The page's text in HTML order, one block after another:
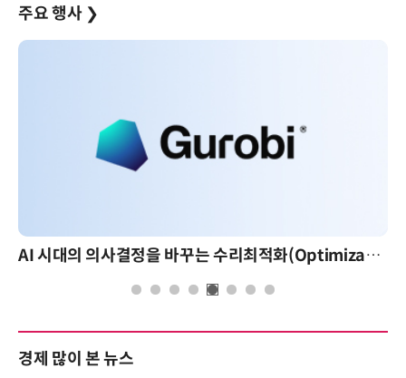
주요 행사 ❯
AI 시대의 의사결정을 바꾸는 수리최적화(Optimization): 실제 산업 적용 사례와 활용 전략
경제 많이 본 뉴스